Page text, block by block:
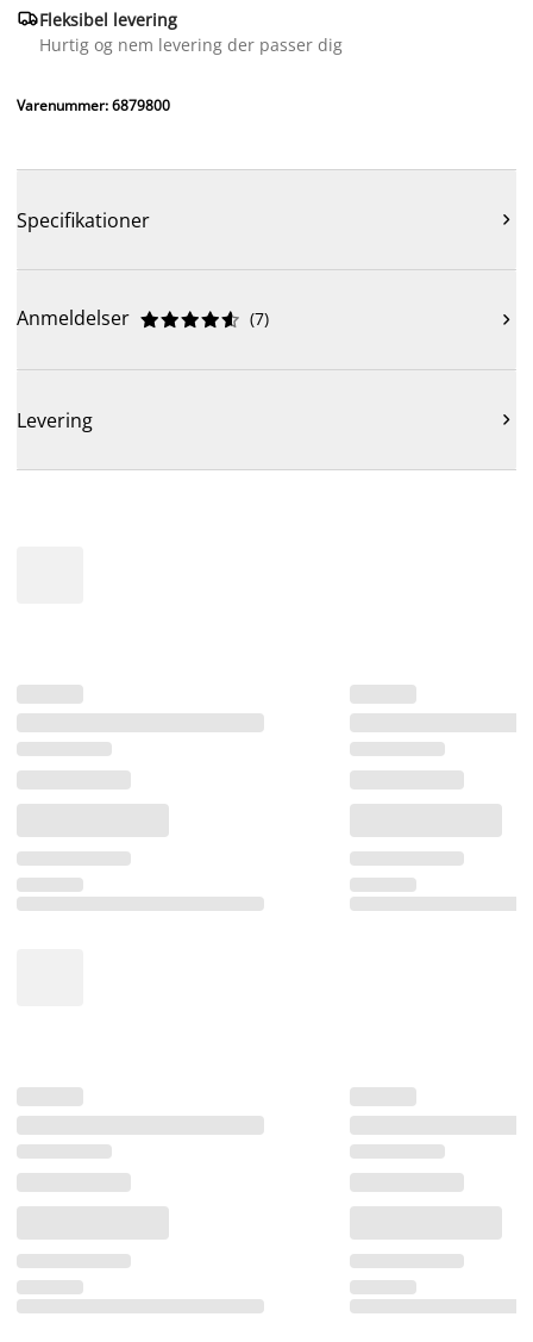
Fleksibel levering
Hurtig og nem levering der passer dig
Varenummer: 6879800
Specifikationer 
Anmeldelser 




 (7) 
Levering 